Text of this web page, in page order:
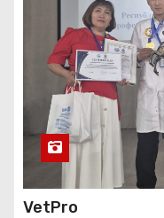
VetPro